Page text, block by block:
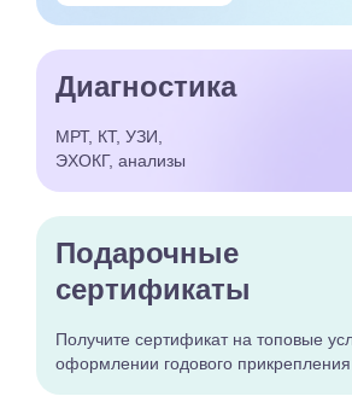
Диагностика
МРТ, КТ, УЗИ,
ЭХОКГ, анализы
Подарочные
сертификаты
Получите сертификатна топовые
оформлении годового прикрепления